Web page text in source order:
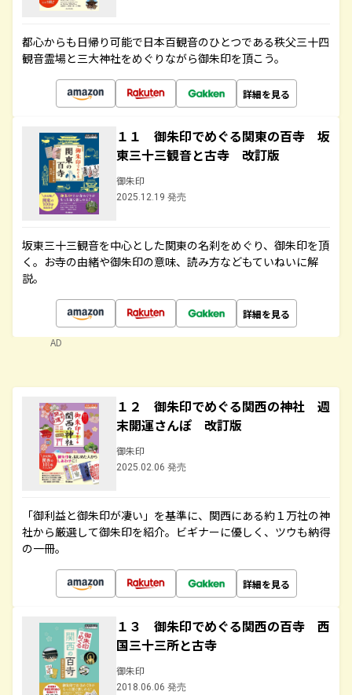
都心からも日帰り可能で日本百観音のひとつである秩父三十四
観音霊場と三大神社をめぐりながら御朱印を頂こう。
詳細を見る
１１ 御朱印でめぐる関東の百寺 坂
東三十三観音と古寺 改訂版
御朱印
2025.12.19 発売
坂東三十三観音を中心とした関東の名刹をめぐり、御朱印を頂
く。お寺の由緒や御朱印の意味、読み方などもていねいに解
説。
詳細を見る
AD
１２ 御朱印でめぐる関西の神社 週
末開運さんぽ 改訂版
御朱印
2025.02.06 発売
「御利益と御朱印が凄い」を基準に、関西にある約１万社の神
社から厳選して御朱印を紹介。ビギナーに優しく、ツウも納得
の一冊。
詳細を見る
１３ 御朱印でめぐる関西の百寺 西
国三十三所と古寺
御朱印
2018.06.06 発売